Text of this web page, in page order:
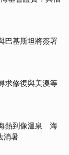
巴基斯坦將簽署
求修復與美澳等
熱到像溫泉 海
消暑